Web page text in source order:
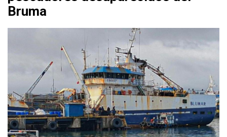
Bruma